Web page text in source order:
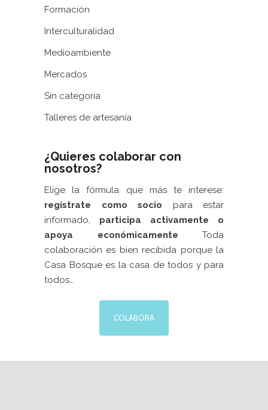
Formación
Interculturalidad
Medioambiente
Mercados
Sin categoría
Talleres de artesanía
¿Quieres colaborar con
nosotros?
Elige la fórmula que más te interese:
regístrate como socio para estar
informado, participa activamente o
apoya económicamente Toda
colaboración es bien recibida porque la
Casa Bosque es la casa de todos y para
todos…
COLABORA